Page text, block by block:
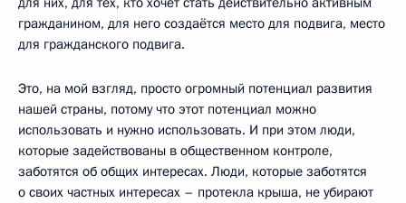
гражданином, для него создаётся место для подвига, место
для гражданского подвига.
Это, на мой взгляд, просто огромный потенциал развития
нашей страны, потому что этот потенциал можно
использовать и нужно использовать. И при этом люди,
которые задействованы в общественном контроле,
заботятся об общих интересах. Люди, которые заботятся
о своих частных интересах – протекла крыша, не убирают